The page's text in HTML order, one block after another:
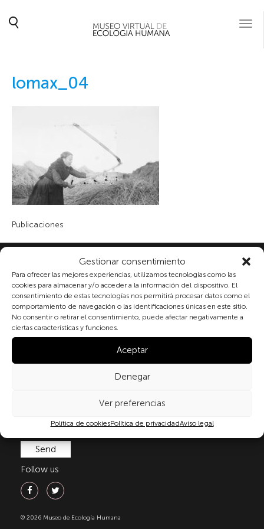
Gestionar consentimiento
Para ofrecer las mejores experiencias, utilizamos tecnologías como las
cookies para almacenar y/o acceder a la información del dispositivo. El
consentimiento de estas tecnologías nos permitirá procesar datos como el
comportamiento de navegación o las identificaciones únicas en este sitio.
No consentir o retirar el consentimiento, puede afectar negativamente a
ciertas características y funciones.
Aceptar
Denegar
Ver preferencias
Política de cookiesPolítica de privacidadAviso legal
lomax_04
Publicaciones
Subscribe to our newsletter
By checking the box and submitting this form, you
expressly consent to the processing of your personal
data in accordance with the current regulations on
personal data protection, in particular, as set out in
Regulation (EU) 2016/679 of the European Parliament
and of the Council of 27 April 2016 (GDPR) and
of Personal Data and Guarantee of Digital Rights
privacy policy.
Follow us
© 2026 Museo de Ecología Humana